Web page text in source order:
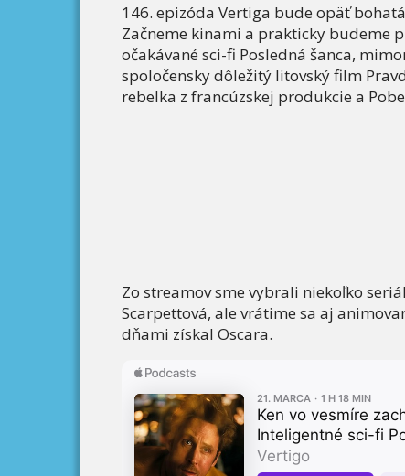
146. epizóda Vertiga bude opäť
Začneme kinami a prakticky budeme
očakávané sci-fi Posledná šanca,
spoločensky dôležitý litovský film
rebelka z francúzskej produkcie a
Zo streamov sme vybrali niekoľko
Scarpettová, ale vrátime sa aj
dňami získal Oscara.